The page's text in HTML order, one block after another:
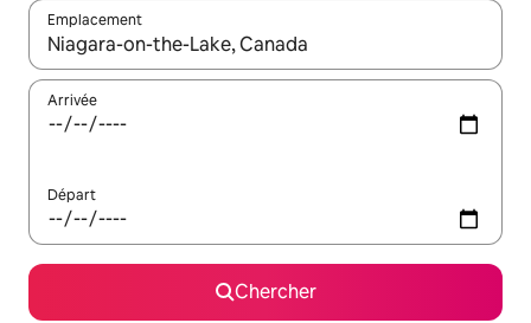
Emplacement
Quand les résultats sont affichés, parcourez-les en utilisant
Arrivée
Départ
Chercher